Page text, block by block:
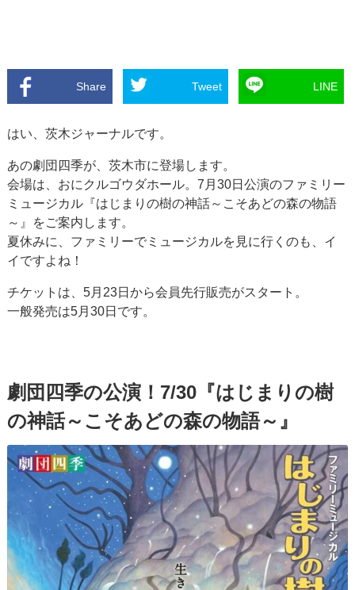
Share Tweet LINE
はい、茨木ジャーナルです。
あの劇団四季が、茨木市に登場します。
会場は、おにクルゴウダホール。7月30日公演のファミリー
ミュージカル『はじまりの樹の神話～こそあどの森の物語
～』をご案内します。
夏休みに、ファミリーでミュージカルを見に行くのも、イ
イですよね！
チケットは、5月23日から会員先行販売がスタート。
一般発売は5月30日です。
劇団四季の公演！7/30『はじまりの樹
の神話～こそあどの森の物語～』